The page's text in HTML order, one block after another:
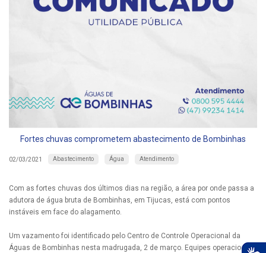
Fortes chuvas comprometem abastecimento de Bombinhas
02/03/2021 Abastecimento Água Atendimento
Com as fortes chuvas dos últimos dias na região, a área por onde passa a
adutora de água bruta de Bombinhas, em Tijucas, está com pontos
instáveis em face do alagamento.
Um vazamento foi identificado pelo Centro de Controle Operacional da
Águas de Bombinhas nesta madrugada, 2 de março. Equipes operacionais